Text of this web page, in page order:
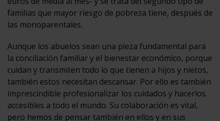
familias que mayor riesgo de pobreza tiene, después de
las monoparentales.
Aunque los abuelos sean una pieza fundamental para
la conciliación familiar y el bienestar económico, porque
cuidan y transmiten todo lo que tienen a hijos y nietos,
también estos necesitan descansar. Por ello es también
imprescindible profesionalizar los cuidados y hacerlos
accesibles a todo el mundo. Su colaboración es vital,
pero hemos de pensar también en ellos y en sus